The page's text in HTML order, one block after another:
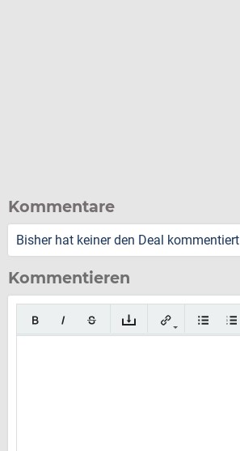
Kommentare
Bisher hat keiner den Deal kommentiert
Kommentieren